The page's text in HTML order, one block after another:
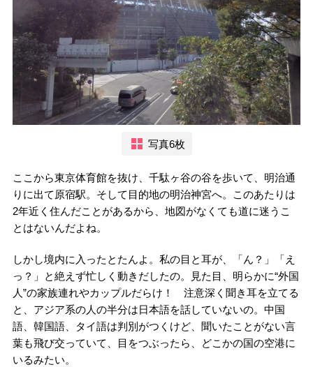
写真6枚
ここから東京体育館を抜け、千駄ヶ谷の谷を歩いて、明治通
りに出て原宿駅。そして目的地の明治神宮へ。このあたりは
2年近く住んだことがあるから、地図がなくても道に迷うこ
とはないんだよね。
しかし境内に入ったとたんよ。私の目と耳が、「ん？」「え
っ？」と絶えず忙しく動きだしたの。見た目、明らかに“外国
人”の家族連れやカップルだらけ！ 注意深く聞き耳を立てる
と、アジア系の人の半分は日本語を話していないの。中国
語、韓国語、タイ語は判別がつくけど、聞いたことがない言
葉も飛び交っていて、目をつぶったら、どこかの国の空港に
いるみたい。